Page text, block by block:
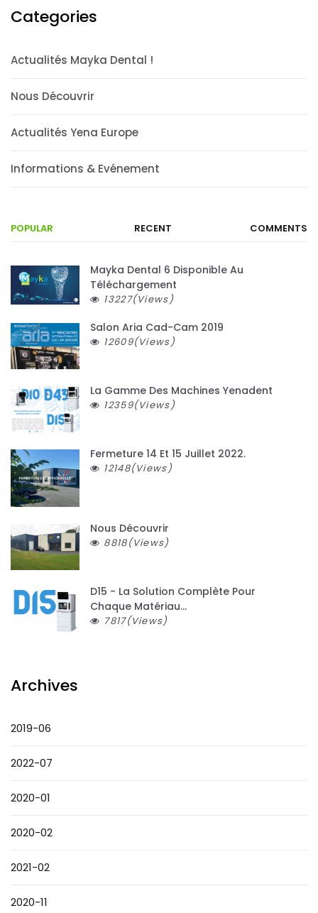
Categories
Actualités Mayka Dental !
Nous Découvrir
Actualités Yena Europe
Informations & Evénement
POPULAR RECENT COMMENTS
Mayka Dental 6 Disponible Au
Téléchargement
13227(Views)
Salon Aria Cad-Cam 2019
12609(Views)
La Gamme Des Machines Yenadent
12359(Views)
Fermeture 14 Et 15 Juillet 2022.
12148(Views)
Nous Découvrir
8818(Views)
D15 - La Solution Complète Pour
Chaque Matériau...
7817(Views)
Archives
2019-06
2022-07
2020-01
2020-02
2021-02
2020-11